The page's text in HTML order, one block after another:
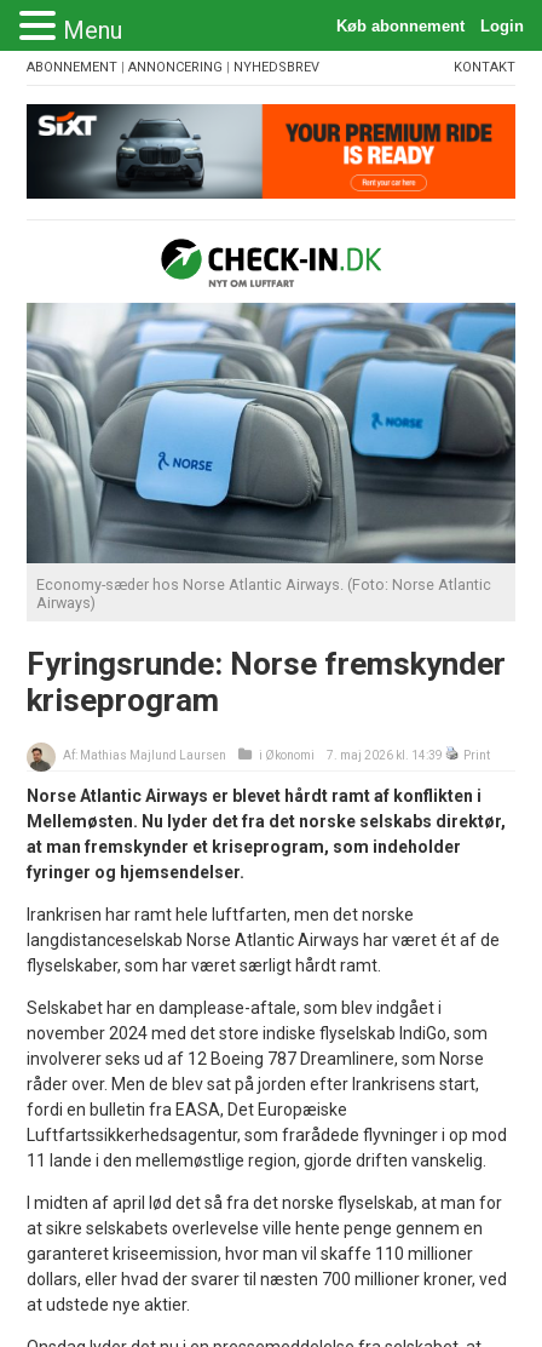
ABONNEMENT |ANNONCERING | NYHEDSBREV KONTAKT
Economy-sæder hos Norse Atlantic Airways. (Foto: Norse Atlantic
Airways)
Fyringsrunde: Norse fremskynder
kriseprogram
Af: Mathias Majlund Laursen i Økonomi 7. maj 2026 kl. 14:39 Print
Norse Atlantic Airways er blevet hårdt ramt af konflikten i
Mellemøsten. Nu lyder det fra det norske selskabs direktør,
at man fremskynder et kriseprogram, som indeholder
fyringer og hjemsendelser.
Irankrisen har ramt hele luftfarten, men det norske
langdistanceselskab Norse Atlantic Airways har været ét af de
flyselskaber, som har været særligt hårdt ramt.
Selskabet har en damplease-aftale, som blev indgået i
november 2024 med det store indiske flyselskab IndiGo, som
involverer seks ud af 12 Boeing 787 Dreamlinere, som Norse
råder over. Men de blev sat på jorden efter Irankrisens start,
fordi en bulletin fra EASA, Det Europæiske
Luftfartssikkerhedsagentur, som frarådede flyvninger i op mod
11 lande i den mellemøstlige region, gjorde driften vanskelig.
I midten af april lød det så fra det norske flyselskab, at man for
at sikre selskabets overlevelse ville hente penge gennem en
garanteret kriseemission, hvor man vil skaffe 110 millioner
dollars, eller hvad der svarer til næsten 700 millioner kroner, ved
at udstede nye aktier.
Menu